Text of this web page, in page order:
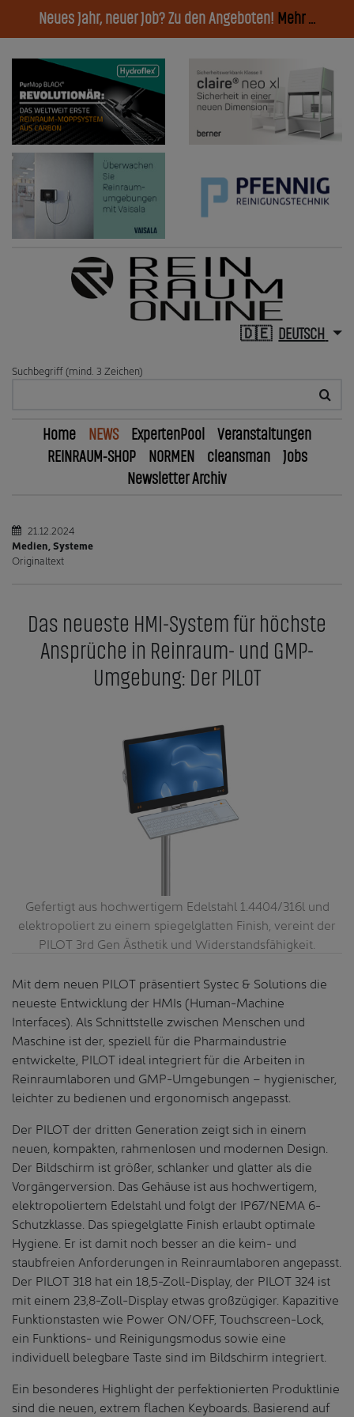
Neues Jahr, neuer Job? Zu den Angeboten! Mehr ...
DEUTSCH
Suchbegriff (mind. 3 Zeichen)
Home NEWS ExpertenPool
Veranstaltungen
REINRAUM-SHOP
NORMEN cleansman
Jobs
Newsletter Archiv
21.12.2024
Medien, Systeme
Originaltext
Das neueste HMI-System für höchste
Ansprüche in Reinraum- und GMP-
Umgebung: Der PILOT
Gefertigt aus hochwertigem Edelstahl 1.4404/316l und
elektropoliert zu einem spiegelglatten Finish, vereint der
PILOT 3rd Gen Ästhetik und Widerstandsfähigkeit.
Mit dem neuen PILOT präsentiert Systec & Solutions die
neueste Entwicklung der HMIs (Human-Machine
Interfaces). Als Schnittstelle zwischen Menschen und
Maschine ist der, speziell für die Pharmaindustrie
entwickelte, PILOT ideal integriert für die Arbeiten in
Reinraumlaboren und GMP-Umgebungen – hygienischer,
leichter zu bedienen und ergonomisch angepasst.
Der PILOT der dritten Generation zeigt sich in einem
neuen, kompakten, rahmenlosen und modernen Design.
Der Bildschirm ist größer, schlanker und glatter als die
Vorgängerversion. Das Gehäuse ist aus hochwertigem,
elektropoliertem Edelstahl und folgt der IP67/NEMA 6-
Schutzklasse. Das spiegelglatte Finish erlaubt optimale
Hygiene. Er ist damit noch besser an die keim- und
staubfreien Anforderungen in Reinraumlaboren angepasst.
Der PILOT 318 hat ein 18,5-Zoll-Display, der PILOT 324 ist
mit einem 23,8-Zoll-Display etwas großzügiger. Kapazitive
Funktionstasten wie Power ON/OFF, Touchscreen-Lock,
ein Funktions- und Reinigungsmodus sowie eine
individuell belegbare Taste sind im Bildschirm integriert.
Ein besonderes Highlight der perfektionierten Produktlinie
sind die neuen, extrem flachen Keyboards. Basierend auf